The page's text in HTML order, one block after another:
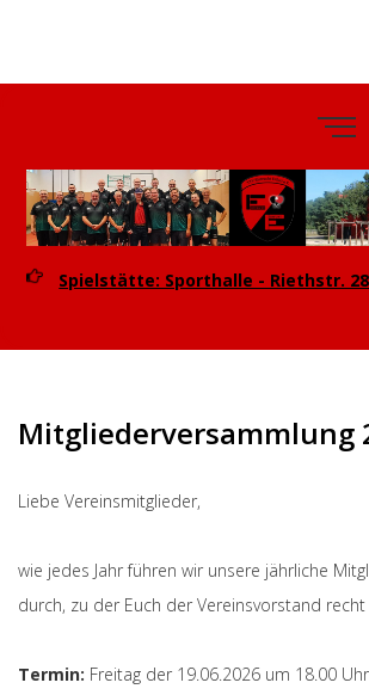
Spielstätte: Sporthalle - Riethstr. 28
Mitgliederversammlung
Liebe Vereinsmitglieder,
wie jedes Jahr führen wir unsere jährliche
durch, zu der Euch der Vereinsvorstand
Termin: Freitag der 19.06.2026 um 18.00